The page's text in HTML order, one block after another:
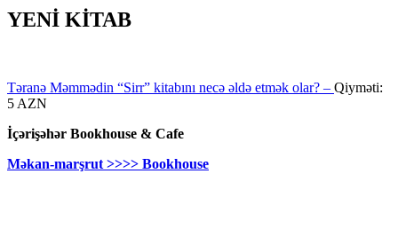
YENİ KİTAB
Təranə Məmmədin “Sirr” kitabını necə əldə etmək olar? – Qiyməti:
5 AZN
İçərişəhər Bookhouse & Cafe
Məkan-marşrut >>>> Bookhouse